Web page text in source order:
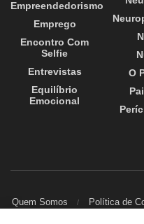
Empreendedorismo
Emprego
Encontro Com
Selfie
Entrevistas
Equilíbrio
Emocional
O
Quem Somos Política de